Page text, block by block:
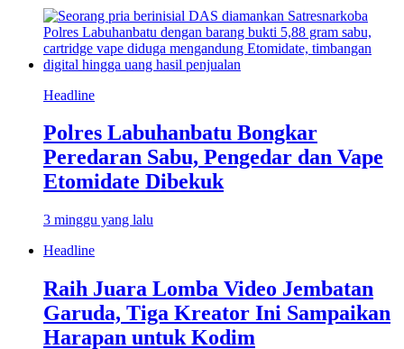
Headline
Polres Labuhanbatu Bongkar
Peredaran Sabu, Pengedar dan Vape
Etomidate Dibekuk
3 minggu yang lalu
Headline
Raih Juara Lomba Video Jembatan
Garuda, Tiga Kreator Ini Sampaikan
Harapan untuk Kodim